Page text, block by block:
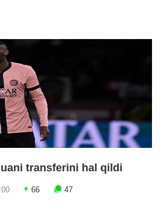
transferini hal qildi
66 47